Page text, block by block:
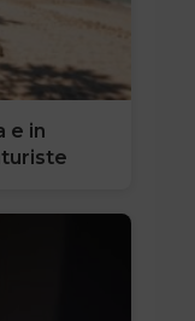
e in